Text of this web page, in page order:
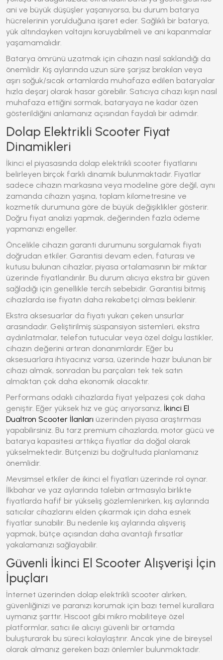
ani ve büyük düşüşler yaşanıyorsa, bu durum batarya
hücrelerinin yorulduğuna işaret eder. Sağlıklı bir batarya,
yük altındayken voltajını koruyabilmeli ve ani kapanmalar
yaşamamalıdır.
Batarya ömrünü uzatmak için cihazın nasıl saklandığı da
önemlidir. Kış aylarında uzun süre şarjsız bırakılan veya
aşırı soğuk/sıcak ortamlarda muhafaza edilen bataryalar
hızla deşarj olarak hasar görebilir. Satıcıya cihazı kışın nasıl
muhafaza ettiğini sormak, bataryaya ne kadar özen
gösterildiğini anlamanız açısından faydalı bir adımdır.
Dolap Elektrikli Scooter Fiyat
Dinamikleri
İkinci el piyasasında dolap elektrikli scooter fiyatlarını
belirleyen birçok farklı dinamik bulunmaktadır. Fiyatlar
sadece cihazın markasına veya modeline göre değil, aynı
zamanda cihazın yaşına, toplam kilometresine ve
kozmetik durumuna göre de büyük değişiklikler gösterir.
Doğru fiyat analizi yapmak, değerinden fazla ödeme
yapmanızı engeller.
Öncelikle cihazın garanti durumunu sorgulamak fiyatı
doğrudan etkiler. Garantisi devam eden, faturası ve
kutusu bulunan cihazlar, piyasa ortalamasının bir miktar
üzerinde fiyatlandırılır. Bu durum alıcıya ekstra bir güven
sağladığı için genellikle tercih sebebidir. Garantisi bitmiş
cihazlarda ise fiyatın daha rekabetçi olması beklenir.
Ekstra aksesuarlar da fiyatı yukarı çeken unsurlar
arasındadır. Geliştirilmiş süspansiyon sistemleri, ekstra
aydınlatmalar, telefon tutucular veya özel dolgu lastikler,
cihazın değerini artıran donanımlardır. Eğer bu
aksesuarlara ihtiyacınız varsa, üzerinde hazır bulunan bir
cihazı almak, sonradan bu parçaları tek tek satın
almaktan çok daha ekonomik olacaktır.
Performans odaklı cihazlarda fiyat yelpazesi çok daha
geniştir. Eğer yüksek hız ve güç arıyorsanız, İkinci El
Dualtron Scooter İlanları üzerinden piyasa araştırması
yapabilirsiniz. Bu tarz premium cihazlarda, motor gücü ve
batarya kapasitesi arttıkça fiyatlar da doğal olarak
yükselmektedir. Bütçenizi bu doğrultuda planlamanız
önemlidir.
Mevsimsel etkiler de ikinci el fiyatları üzerinde rol oynar.
İlkbahar ve yaz aylarında talebin artmasıyla birlikte
fiyatlarda hafif bir yükseliş gözlemlenirken, kış aylarında
satıcılar cihazlarını elden çıkarmak için daha esnek
fiyatlar sunabilir. Bu nedenle kış aylarında alışveriş
yapmak, bütçe açısından daha avantajlı fırsatlar
yakalamanızı sağlayabilir.
Güvenli İkinci El Scooter Alışverişi İçin
İpuçları
İnternet üzerinden dolap elektrikli scooter alırken,
güvenliğinizi ve paranızı korumak için bazı temel kurallara
uymanız şarttır. Hiscoot gibi mikro mobiliteye özel
platformlar, satıcı ile alıcıyı güvenli bir ortamda
buluşturarak bu süreci kolaylaştırır. Ancak yine de bireysel
olarak almanız gereken bazı önlemler bulunmaktadır.